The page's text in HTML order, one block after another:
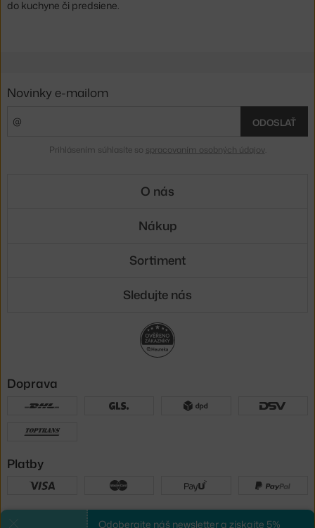
do kuchyne či predsiene.
Odoberajte náš newsletter a získajte 5%
Novinky e-mailom
ODOSLAŤ
Prihlásením súhlasíte so spracovaním osobných údajov.
O nás
Nákup
Sortiment
Sledujte nás
Doprava
Platby
Sme tu pre vás